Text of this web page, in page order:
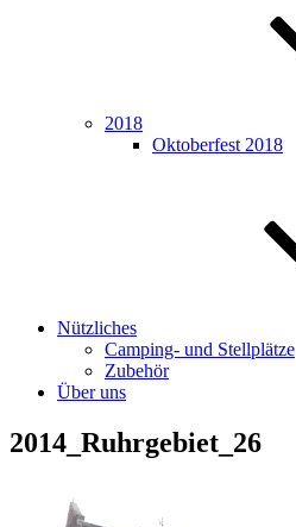
2018
Oktoberfest 2018
Nützliches
Camping- und Stellplätze
Zubehör
Über uns
2014_Ruhrgebiet_26